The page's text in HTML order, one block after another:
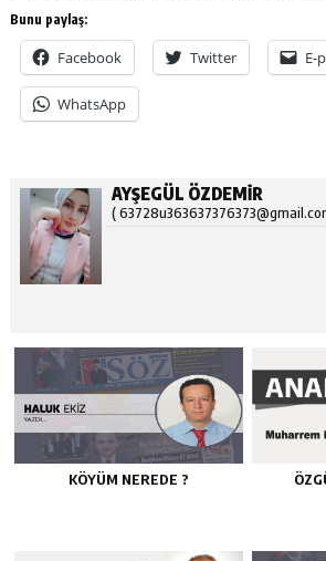
Bunu paylaş:
Facebook Twitter E-
WhatsApp
AYŞEGÜL ÖZDEMİR
(
KÖYÜM NEREDE ?